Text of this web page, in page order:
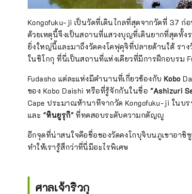
Kongofuku-ji เป็นวัดที่เดินไกลที่สุดจากวัดที่ 37
ด้วยเหตุนี้จึงเป็นสถานที่แสวงบุญที่เดินยากที่สุดทั้ง
ยิ่งใหญ่นี้และมาถึงวัดคงโคฟุคุจิที่ปลายด้านใต้ รา
ในชิโกกุ ที่นี่เป็นสถานที่แห่งเดียวที่มีการฝึกอบรม
Fudasho แต่ละแห่งมีตำนานที่เกี่ยวข้องกับ Kobo
ของ Kobo Daishi หรือที่รู้จักกันในชื่อ "Ashizuri
Cape ประมาณห้านาทีจากวัด Kongofuku-ji ใน
และ "หินยูรุกิ"ที่ทดสอบระดับความกตัญญู
อีกจุดที่น่าสนใจคือชื่อของวัดคงโกบุจิบนภูเขาอา
ทำให้เรารู้สึกว่าที่นี่มีอะไรพิเศษ
ศาลเจ้าริวกุ